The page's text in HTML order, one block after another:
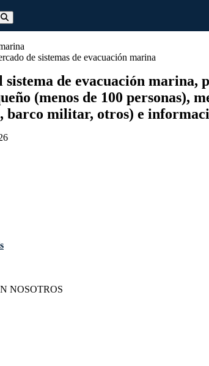
de sistemas de evacuación marina
sistema de evacuación
(menos de 100 personas),
barco militar, otros) e
NOSOTROS